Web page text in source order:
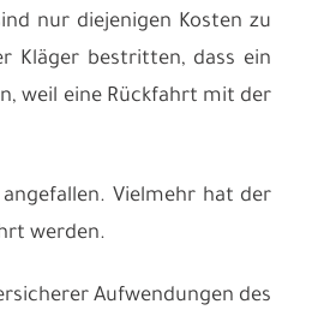
nur diejenigen Kosten zu
Kläger bestritten, dass ein
weil eine Rückfahrt mit der
Vielmehr hat der
werden.
Aufwendungen des